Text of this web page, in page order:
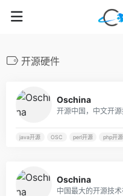
开源硬件
Oschina
开源中国，中文开
java开源 OSC perl开源 php开源
Oschina
中国最大的开源技术